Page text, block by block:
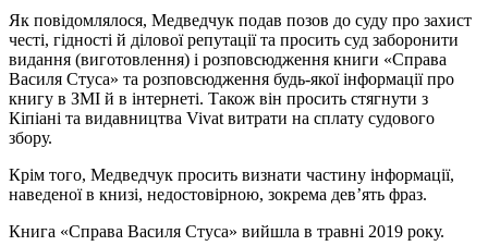
Як повідомлялося, Медведчук подав позов до суду про захист
честі, гідності й ділової репутації та просить суд заборонити
видання (виготовлення) і розповсюдження книги «Справа
Василя Стуса» та розповсюдження будь-якої інформації про
книгу в ЗМІ й в інтернеті. Також він просить стягнути з
Кіпіані та видавництва Vivat витрати на сплату судового
збору.
Крім того, Медведчук просить визнати частину інформації,
наведеної в книзі, недостовірною, зокрема дев’ять фраз.
Книга «Справа Василя Стуса» вийшла в травні 2019 року.